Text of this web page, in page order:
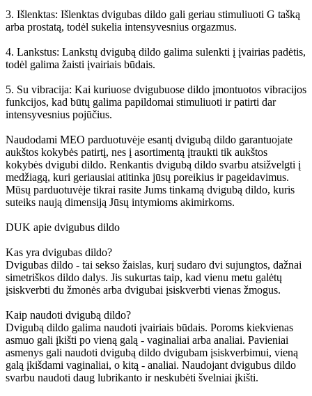
3. Išlenktas: Išlenktas dvigubas dildo gali geriau stimuliuoti G tašką
arba prostatą, todėl sukelia intensyvesnius orgazmus.
4. Lankstus: Lankstų dvigubą dildo galima sulenkti į įvairias padėtis,
todėl galima žaisti įvairiais būdais.
5. Su vibracija: Kai kuriuose dvigubuose dildo įmontuotos vibracijos
funkcijos, kad būtų galima papildomai stimuliuoti ir patirti dar
intensyvesnius pojūčius.
Naudodami MEO parduotuvėje esantį dvigubą dildo garantuojate
aukštos kokybės patirtį, nes į asortimentą įtraukti tik aukštos
kokybės dvigubi dildo. Renkantis dvigubą dildo svarbu atsižvelgti į
medžiagą, kuri geriausiai atitinka jūsų poreikius ir pageidavimus.
Mūsų parduotuvėje tikrai rasite Jums tinkamą dvigubą dildo, kuris
suteiks naują dimensiją Jūsų intymioms akimirkoms.
DUK apie dvigubus dildo
Kas yra dvigubas dildo?
Dvigubas dildo - tai sekso žaislas, kurį sudaro dvi sujungtos, dažnai
simetriškos dildo dalys. Jis sukurtas taip, kad vienu metu galėtų
įsiskverbti du žmonės arba dvigubai įsiskverbti vienas žmogus.
Kaip naudoti dvigubą dildo?
Dvigubą dildo galima naudoti įvairiais būdais. Poroms kiekvienas
asmuo gali įkišti po vieną galą - vaginaliai arba analiai. Pavieniai
asmenys gali naudoti dvigubą dildo dvigubam įsiskverbimui, vieną
galą įkišdami vaginaliai, o kitą - analiai. Naudojant dvigubus dildo
svarbu naudoti daug lubrikanto ir neskubėti švelniai įkišti.